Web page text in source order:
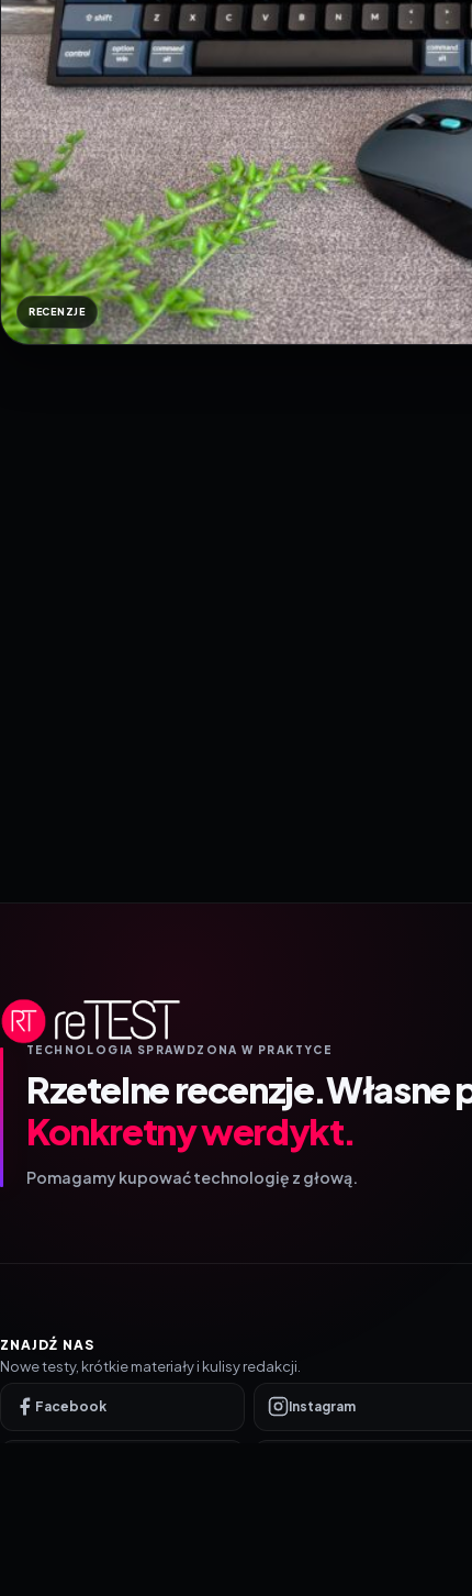
RECENZJE
TECHNOLOGIA SPRAWDZONA W PRAKTYCE
Rzetelne recenzje.Własne
Konkretny werdykt.
Pomagamy kupować technologię z głową.
ZNAJDŹ NAS
Nowe testy, krótkie materiały i kulisy redakcji.
Facebook Instagram